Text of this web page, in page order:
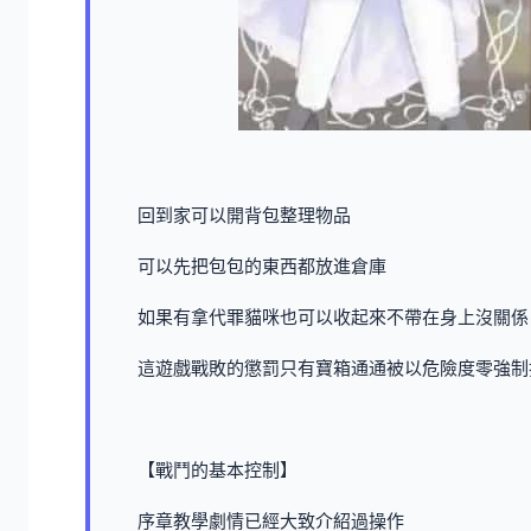
回到家可以開背包整理物品
可以先把包包的東西都放進倉庫
如果有拿代罪貓咪也可以收起來不帶在身上沒關係
這遊戲戰敗的懲罰只有寶箱通通被以危險度零強
【戰鬥的基本控制】
序章教學劇情已經大致介紹過操作